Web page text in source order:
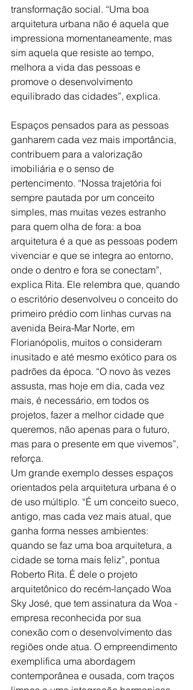
transformação social. “Uma boa
arquitetura urbana não é aquela que
impressiona momentaneamente, mas
sim aquela que resiste ao tempo,
melhora a vida das pessoas e
promove o desenvolvimento
equilibrado das cidades”, explica.
Espaços pensados para as pessoas
ganharem cada vez mais importância,
contribuem para a valorização
imobiliária e o senso de
pertencimento. “Nossa trajetória foi
sempre pautada por um conceito
simples, mas muitas vezes estranho
para quem olha de fora: a boa
arquitetura é a que as pessoas podem
vivenciar e que se integra ao entorno,
onde o dentro e fora se conectam”,
explica Rita. Ele relembra que, quando
o escritório desenvolveu o conceito do
primeiro prédio com linhas curvas na
avenida Beira-Mar Norte, em
Florianópolis, muitos o consideram
inusitado e até mesmo exótico para os
padrões da época. “O novo às vezes
assusta, mas hoje em dia, cada vez
mais, é necessário, em todos os
projetos, fazer a melhor cidade que
queremos, não apenas para o futuro,
mas para o presente em que vivemos”,
reforça.
Um grande exemplo desses espaços
orientados pela arquitetura urbana é o
de uso múltiplo. “É um conceito sueco,
antigo, mas cada vez mais atual, que
ganha forma nesses ambientes:
quando se faz uma boa arquitetura, a
cidade se torna mais feliz”, pontua
Roberto Rita. É dele o projeto
arquitetônico do recém-lançado Woa
Sky José, que tem assinatura da Woa -
empresa reconhecida por sua
conexão com o desenvolvimento das
regiões onde atua. O empreendimento
exemplifica uma abordagem
contemporânea e ousada, com traços